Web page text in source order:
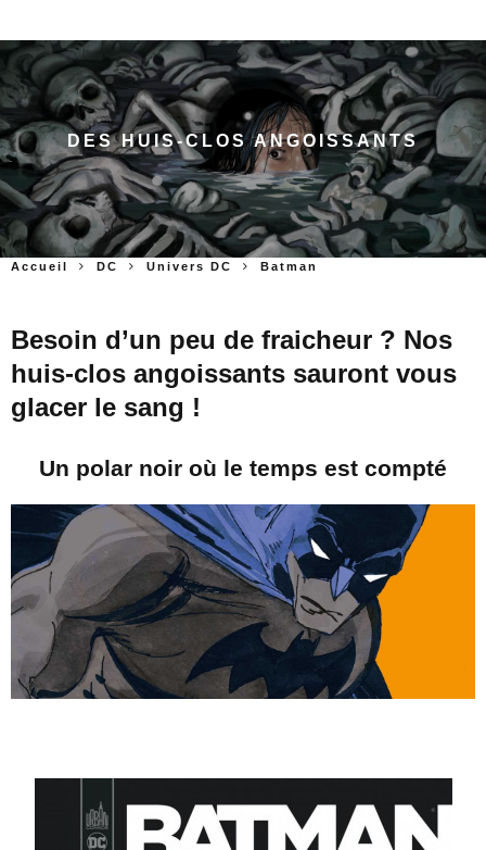
DES HUIS-CLOS ANGOISSANTS
Accueil DC Univers DC Batman
Besoin d’un peu de fraicheur ? Nos
huis-clos angoissants sauront vous
glacer le sang !
Un polar noir où le temps est compté